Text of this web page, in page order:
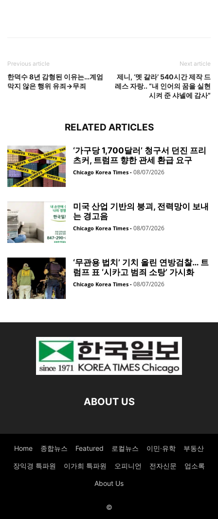
Previous article
한덕수 8년 감형된 이유는…계엄
막지 않은 행위 유죄→무죄
Next article
제니, ‘멧 갈라’ 540시간 제작 드
레스 자랑.. “내 인어의 꿈을 실현
시켜 준 샤넬에 감사”
RELATED ARTICLES
‘가구당 1,700달러’ 청구서 던진 프리
츠커, 트럼프 향한 관세 환급 요구
Chicago Korea Times - 08/07/2026
미국 산업 기반의 붕괴, 전력망이 보내
는 경고음
Chicago Korea Times - 08/07/2026
‘무관용 법치’ 기치 올린 연방검찰… 트
럼프 표 ‘시카고 범죄 소탕’ 가시화
Chicago Korea Times - 08/07/2026
ABOUT US
Home 종합뉴스 Featured 로컬뉴스 이민·유학 부동산
장익경 특파원 이가희 특파원 오피니언 전자신문 업소록
About Us
©